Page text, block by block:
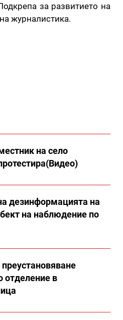
за развитието на
журналистика.
на село
дезинформацията на
на наблюдение по
отделение в